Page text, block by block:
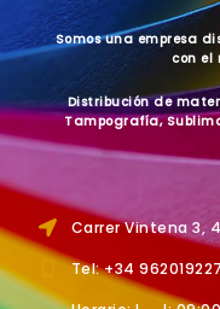
Somos una empresa
con el
Distribución de
Tampografía,
Carrer Vintena 3,
Tel: +34 962019227